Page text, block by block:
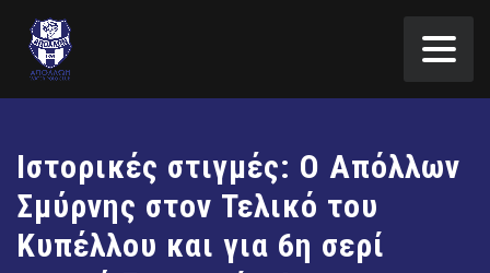
Ιστορικές στιγμές: Ο Απόλλων
Σμύρνης στον Τελικό του
Κυπέλλου και για 6η σερί